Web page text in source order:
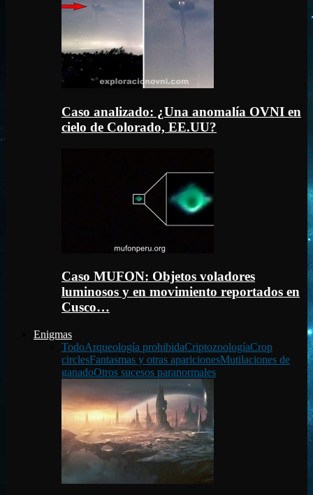
Caso analizado: ¿Una anomalía OVNI en
cielo de Colorado, EE.UU?
Caso MUFON: Objetos voladores
luminosos y en movimiento reportados en
Cusco…
Enigmas
TodoArqueología prohibidaCriptozoologíaCrop
circlesFantasmas y otras aparicionesMutilaciones de
ganadoOtros sucesos paranormales